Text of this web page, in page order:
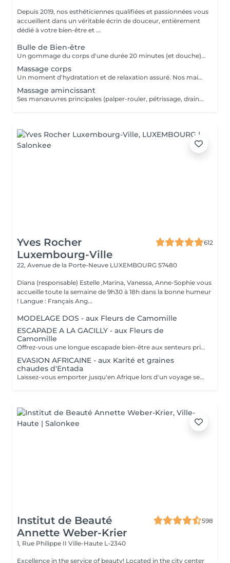
Depuis 2019, nos esthéticiennes qualifiées et passionnées vous
accueillent dans un véritable écrin de douceur, entièrement
dédié à votre bien-être et ...
Bulle de Bien-être
Un gommage du corps d'une durée 20 minutes (et douche) +Un massage relaxant Californien 90 minutes
Massage corps
Un moment d'hydratation et de relaxation assuré. Nos mains expertes vont vous assurer la pression nécessaires pour un massage du corps réussi.
Massage amincissant
Ses manœuvres principales (palper-rouler, pétrissage, drainage) visent à déstocker les graisses, lisser la cellulite et stimuler la circulation,
Yves Rocher
Luxembourg-Ville
612
22, Avenue de la Porte-Neuve LUXEMBOURG 57480
Diana (responsable) Estelle ,Marina, Vanessa, Anne-Sophie vous
accueille toute la semaine de 9h30 à 18h dans la bonne humeur
! Langue : Français Ang...
MODELAGE DOS - aux Fleurs de Camomille
ESCAPADE A LA GACILLY - aux Fleurs de
Camomille
Offrez-vous une longue escapade bien-être aux senteurs printanières de Camomille, fleur emblématique de nos champs à la Gacilly. le temps s'est arrêté. Incroyablement relaxé et en harmonie, votre corps et votre esprits retrouvent leur équilibre.
EVASION AFRICAINE - aux Karité et graines
chaudes d'Entada
Laissez-vous emporter jusqu'en Afrique lors d'un voyage sensoriel. Le beurre de karité chauffé devient une huile tiède nourrissante qui enveloppe votre corps dans une infinie douceur. Les graines d'Entada chaudes sont ensuite glissées le long du corps, délivrant une douce chaleur bienfaisante. La chaleur de ce soin favorise la relaxation.
Institut de Beauté
Annette Weber-Krier
598
1, Rue Philippe II Ville-Haute L-2340
Excellence in the service of beauty! Located in the city center